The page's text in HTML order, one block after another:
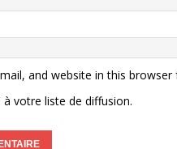
and website in this
votre liste de diffusion.